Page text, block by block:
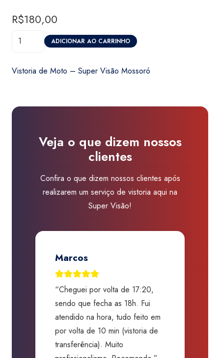
R$180,00
Vistoria
Visão
ADICIONAR AO CARRINHO
Vistoria de Moto – Super Visão Mossoró
Veja o que dizem nossos
clientes
Confira o que dizem nossos clientes após
realizarem um serviço de vistoria aqui na
Super Visão!
Marcos
“Cheguei por volta de 17:20,
sendo que fecha as 18h. Fui
atendido na hora, tudo feito em
por volta de 10 min (vistoria de
transferência). Muito